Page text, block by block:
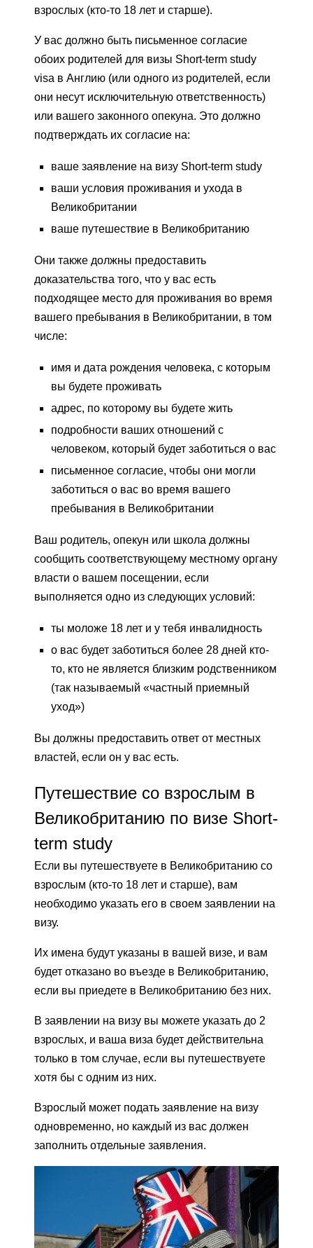
взрослых (кто-то 18 лет и старше).
У вас должно быть письменное согласие
обоих родителей для визы Short-term study
visa в Англию (или одного из родителей, если
они несут исключительную ответственность)
или вашего законного опекуна. Это должно
подтверждать их согласие на:
ваше заявление на визу Short-term study
ваши условия проживания и ухода в
Великобритании
ваше путешествие в Великобританию
Они также должны предоставить
доказательства того, что у вас есть
подходящее место для проживания во время
вашего пребывания в Великобритании, в том
числе:
имя и дата рождения человека, с которым
вы будете проживать
адрес, по которому вы будете жить
подробности ваших отношений с
человеком, который будет заботиться о вас
письменное согласие, чтобы они могли
заботиться о вас во время вашего
пребывания в Великобритании
Ваш родитель, опекун или школа должны
сообщить соответствующему местному органу
власти о вашем посещении, если
выполняется одно из следующих условий:
ты моложе 18 лет и у тебя инвалидность
о вас будет заботиться более 28 дней кто-
то, кто не является близким родственником
(так называемый «частный приемный
уход»)
Вы должны предоставить ответ от местных
властей, если он у вас есть.
Путешествие со взрослым в
Великобританию по визе Short-
term study
Если вы путешествуете в Великобританию со
взрослым (кто-то 18 лет и старше), вам
необходимо указать его в своем заявлении на
визу.
Их имена будут указаны в вашей визе, и вам
будет отказано во въезде в Великобританию,
если вы приедете в Великобританию без них.
В заявлении на визу вы можете указать до 2
взрослых, и ваша виза будет действительна
только в том случае, если вы путешествуете
хотя бы с одним из них.
Взрослый может подать заявление на визу
одновременно, но каждый из вас должен
заполнить отдельные заявления.